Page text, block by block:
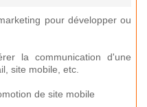
pour développer ou
la communication d'une
site mobile, etc.
de site mobile